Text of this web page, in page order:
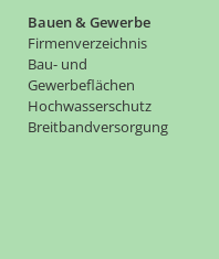
Bauen & Gewerbe
Firmenverzeichnis
Bau- und
Gewerbeflächen
Hochwasserschutz
Breitbandversorgung